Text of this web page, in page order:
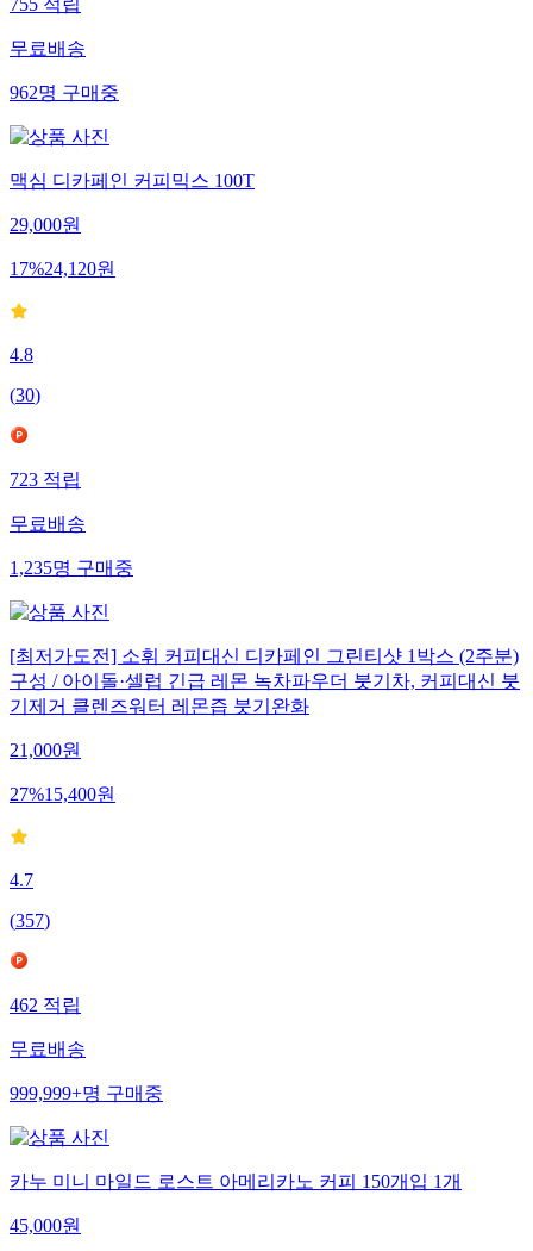
755적립
무료배송
962명구매중
맥심 디카페인 커피믹스 100T
29,000원
17%24,120원
4.8
(30)
723적립
무료배송
1,235명구매중
[최저가도전] 소휘 커피대신 디카페인 그린티샷 1박스 (2주분)
구성 / 아이돌·셀럽 긴급 레몬 녹차파우더 붓기차, 커피대신 붓
기제거 클렌즈워터 레몬즙 붓기완화
21,000원
27%15,400원
4.7
(357)
462적립
무료배송
999,999+명구매중
카누 미니 마일드 로스트 아메리카노 커피 150개입 1개
45,000원